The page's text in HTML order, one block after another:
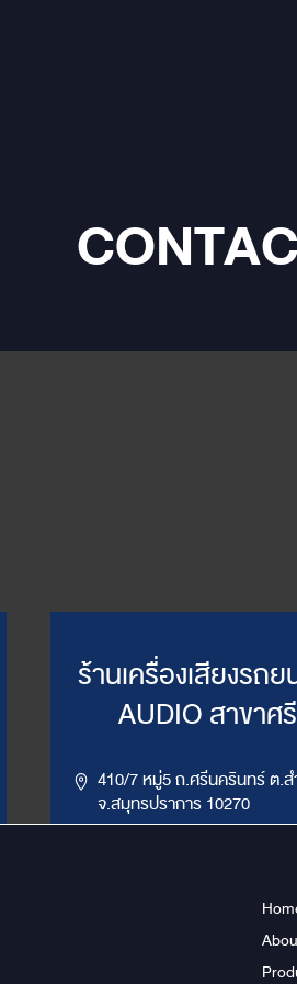
ร้านเครื่องเสียงรถ
AUDIO สาขาศรีนครินทร์
410/7 หมู่5 ถ.ศรีนครินทร์ ต.ส
จ.สมุทรปราการ 10270